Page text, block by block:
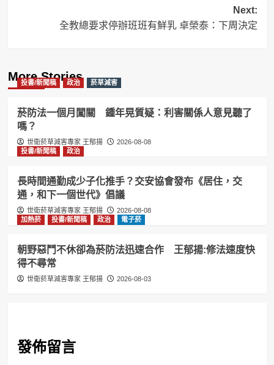
Next:
全教總要求停辦班班有鮮乳 卓榮泰：下周決定
More Stories
投書/新聞稿 政治 菸草減害
菸防法一個月闖關 鍾年晃質疑：利害關係人意見聽了
嗎？
世衛菸草減害專家 王郁揚
2026-08-08
投書/新聞稿
政治
長時間通勤成少子化推手？交安協會發布《居住，交
通，和下一個世代》倡議
世衛菸草減害專家 王郁揚
2026-08-08
加熱菸
投書/新聞稿 政治 電子菸
朝野惡鬥不休卻為菸防法迅速合作 王郁揚:修法速度快
得不尋常
世衛菸草減害專家 王郁揚 2026-08-03
發佈留言